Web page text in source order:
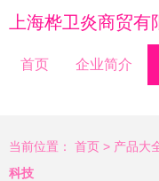
上海桦卫炎商贸有
首页 企业简介
当前位置： 首页 > 产品大
科技